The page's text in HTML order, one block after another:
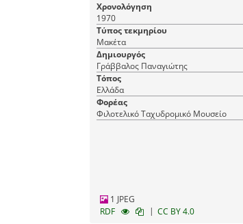
Χρονολόγηση
1970
Τύπος τεκμηρίου
Μακέτα
Δημιουργός
Γράββαλος Παναγιώτης
Τόπος
Ελλάδα
Φορέας
Φιλοτελικό Ταχυδρομικό Μουσείο
1 JPEG
RDF
| CC BY 4.0